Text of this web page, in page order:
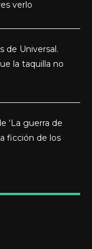
verlo
de Universal.
la taquilla no
‘La guerra de
ficción de los